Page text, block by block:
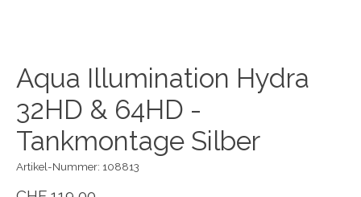
Aqua Illumination Hydra
32HD & 64HD -
Tankmontage Silber
Artikel-Nummer: 108813